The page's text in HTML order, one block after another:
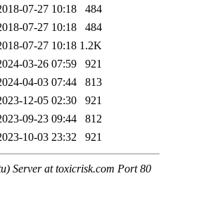
07-27 10:18
484
07-27 10:18
484
07-27 10:18 1.2K
03-26 07:59
921
04-03 07:44
813
12-05 02:30
921
09-23 09:44
812
10-03 23:32 921
Server at toxicrisk.com Port 80